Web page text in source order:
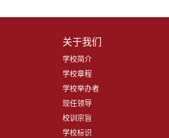
关于我们
学校简介
学校章程
学校举办者
现任领导
校训宗旨
学校标识